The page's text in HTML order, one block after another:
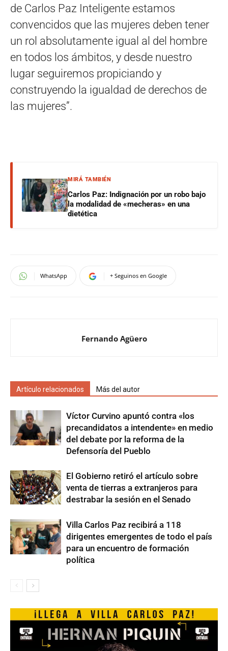
de Carlos Paz Inteligente estamos
convencidos que las mujeres deben tener
un rol absolutamente igual al del hombre
en todos los ámbitos, y desde nuestro
lugar seguiremos propiciando y
construyendo la igualdad de derechos de
las mujeres”.
MIRÁ TAMBIÉN
Carlos Paz: Indignación por un robo bajo
la modalidad de «mecheras» en una
dietética
WhatsApp + Seguinos en Google
Fernando Agüero
Artículo relacionados Más del autor
Víctor Curvino apuntó contra «los
precandidatos a intendente» en medio
del debate por la reforma de la
Defensoría del Pueblo
El Gobierno retiró el artículo sobre
venta de tierras a extranjeros para
destrabar la sesión en el Senado
Villa Carlos Paz recibirá a 118
dirigentes emergentes de todo el país
para un encuentro de formación
política